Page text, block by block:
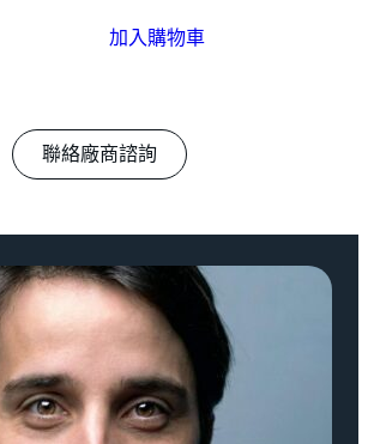
加入購物車
聯絡廠商諮詢